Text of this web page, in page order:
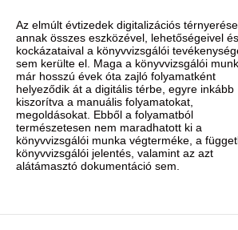
Az elmúlt évtizedek digitalizációs térnyerése,
annak összes eszközével, lehetőségeivel és
kockázataival a könyvvizsgálói
sem kerülte el. Maga a könyvvizsgálói
már hosszú évek óta zajló folyamatként
helyeződik át a digitális térbe, egyre inkább
kiszorítva a manuális folyamatokat,
megoldásokat. Ebből a folyamatból
természetesen nem maradhatott ki a
könyvvizsgálói munka végterméke, a
könyvvizsgálói jelentés, valamint az azt
alátámasztó dokumentáció sem.